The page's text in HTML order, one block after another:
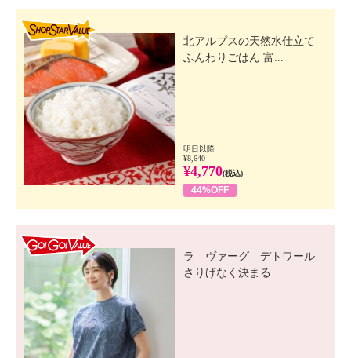
北アルプスの天然水仕立て
ふんわりごはん 富...
明日以降
¥8,640
¥4,770(税込)
44%OFF
ラ ヴァーグ デトワール
さりげなく決まる ...